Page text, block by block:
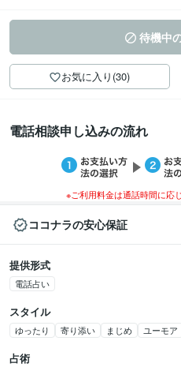
待機中
お気に入り(30)
電話相談申し込みの流れ
※ご利用料金は通話時間に応
ココナラの安心保証
提供形式
電話占い
スタイル
ゆったり 寄り添い まじめ ユーモア
占術